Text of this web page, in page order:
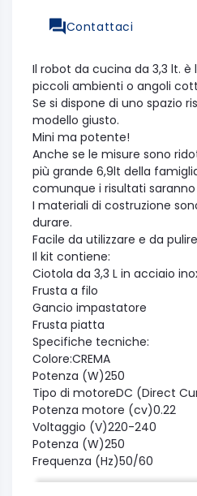
Contattaci
Il robot da cucina da 3,3 lt. è
piccoli ambienti o angoli
Se si dispone di uno spazio
modello giusto.
Mini ma potente!
Anche se le misure sono
più grande 6,9lt della
comunque i risultati
I materiali di costruzione
durare.
Facile da utilizzare e da
Il kit contiene:
Ciotola da 3,3 L in acciaio
Frusta a filo
Gancio impastatore
Frusta piatta
Specifiche tecniche:
Colore:CREMA
Potenza (W)250
Tipo di motoreDC (Direct
Potenza motore (cv)0.22
Voltaggio (V)220-240
Potenza (W)250
Frequenza (Hz)50/60
Velocità di rotazione